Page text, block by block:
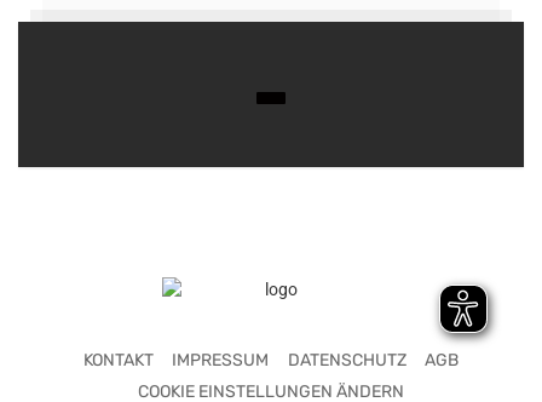
KONTAKT IMPRESSUM DATENSCHUTZ
AGB
COOKIE EINSTELLUNGEN ÄNDERN